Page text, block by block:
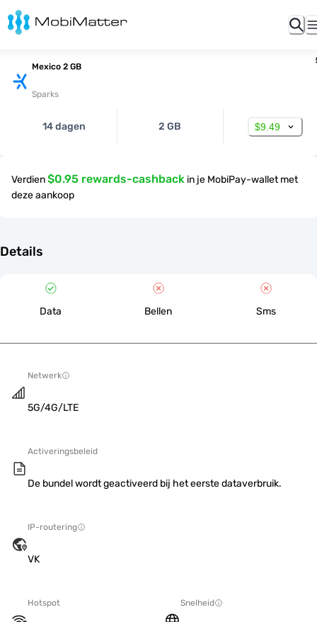
Mexico 2 GB
Sparks
14 dagen 2 GB $9.49
Verdien$0.95 rewards-cashback in je MobiPay-wallet met
deze aankoop
Details
Data Bellen Sms
Netwerk
5G/4G/LTE
Activeringsbeleid
De bundel wordt geactiveerd bij het eerste dataverbruik.
IP-routering
VK
Hotspot Snelheid